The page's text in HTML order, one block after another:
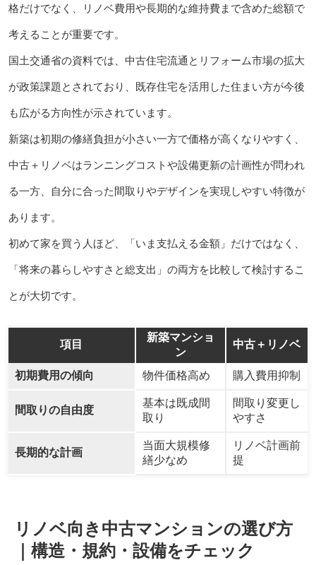
格だけでなく、リノベ費用や長期的な維持費まで含めた総額で
考えることが重要です。
国土交通省の資料では、中古住宅流通とリフォーム市場の拡大
が政策課題とされており、既存住宅を活用した住まい方が今後
も広がる方向性が示されています。
新築は初期の修繕負担が小さい一方で価格が高くなりやすく、
中古＋リノベはランニングコストや設備更新の計画性が問われ
る一方、自分に合った間取りやデザインを実現しやすい特徴が
あります。
初めて家を買う人ほど、「いま支払える金額」だけではなく、
「将来の暮らしやすさと総支出」の両方を比較して検討するこ
とが大切です。
項目
新築マンショ
ン
中古＋リノベ
初期費用の傾向 物件価格高め 購入費用抑制
間取りの自由度
基本は既成間
取り
間取り変更し
やすさ
長期的な計画
当面大規模修
繕少なめ
リノベ計画前
提
リノベ向き中古マンションの選び方
｜構造・規約・設備をチェック